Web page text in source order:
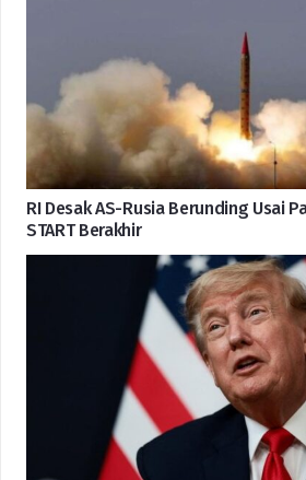
RI Desak AS-Rusia Berunding Usai
START Berakhir